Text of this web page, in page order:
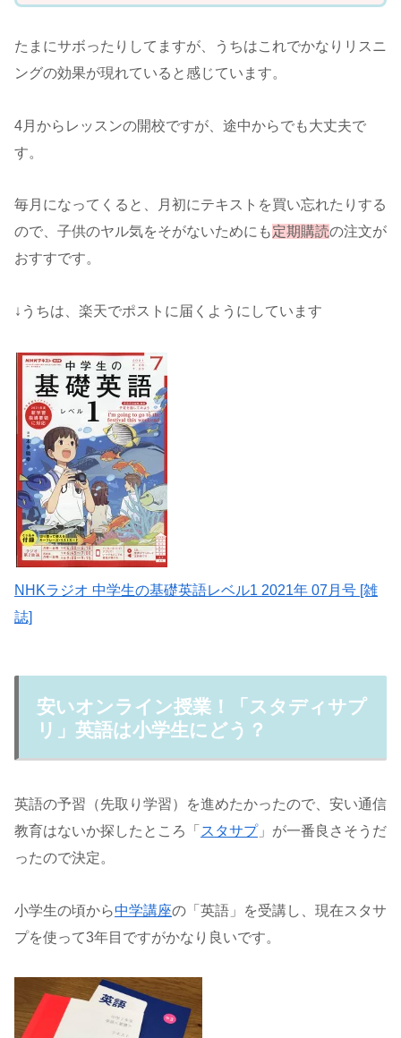
たまにサボったりしてますが、うちはこれでかなりリスニ
ングの効果が現れていると感じています。
4月からレッスンの開校ですが、途中からでも大丈夫で
す。
毎月になってくると、月初にテキストを買い忘れたりする
ので、子供のヤル気をそがないためにも定期購読の注文が
おすすです。
↓うちは、楽天でポストに届くようにしています
NHKラジオ 中学生の基礎英語レベル1 2021年 07月号 [雑
誌]
安いオンライン授業！「スタディサプ
リ」英語は小学生にどう？
英語の予習（先取り学習）を進めたかったので、安い通信
教育はないか探したところ「 スタサプ」が一番良さそうだ
ったので決定。
小学生の頃から中学講座の「英語」を受講し、現在スタサ
プを使って3年目ですがかなり良いです。